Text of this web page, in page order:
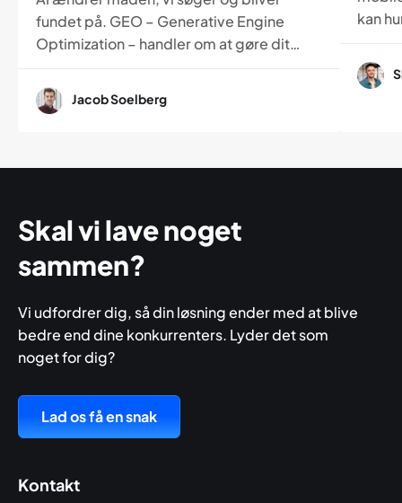
fundet på. GEO – Generative Engine
Optimization – handler om at gøre dit
og AI. Læs her, hvordan GEO adskiller sig
fra SEO, og hvorfor det bliver en vigtig
Jacob Soelberg
kan
til,
Skal vi lave noget
sammen?
Vi udfordrer dig, så din løsning ender med at blive
bedre end dine konkurrenters. Lyder det som
noget for dig?
Lad os få en snak
Kontakt